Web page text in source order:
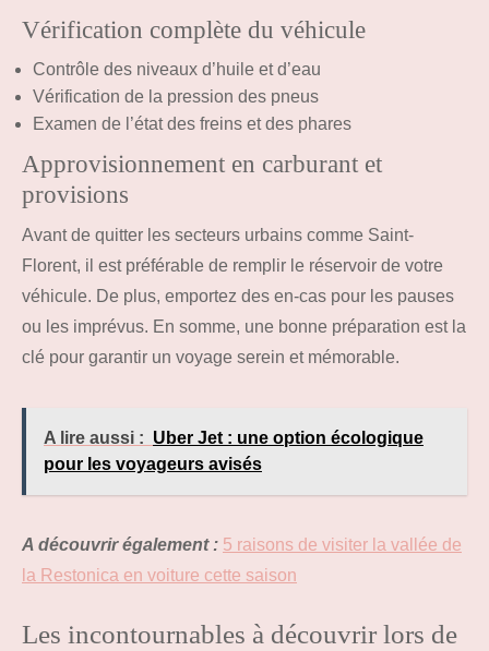
Vérification complète du véhicule
Contrôle des niveaux d’huile et d’eau
Vérification de la pression des pneus
Examen de l’état des freins et des phares
Approvisionnement en carburant et
provisions
Avant de quitter les secteurs urbains comme Saint-
Florent, il est préférable de remplir le réservoir de votre
véhicule. De plus, emportez des en-cas pour les pauses
ou les imprévus. En somme, une bonne préparation est la
clé pour garantir un voyage serein et mémorable.
A lire aussi : Uber Jet : une option écologique
pour les voyageurs avisés
A découvrir également : 5 raisons de visiter la vallée de
la Restonica en voiture cette saison
Les incontournables à découvrir lors de